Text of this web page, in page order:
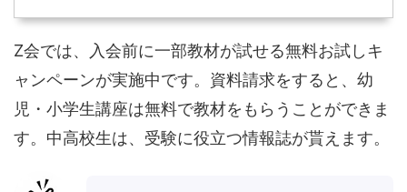
Z会では、入会前に一部教材が試せる無料お試しキ
ャンペーンが実施中です。資料請求をすると、幼
児・小学生講座は無料で教材をもらうことができま
す。中高校生は、受験に役立つ情報誌が貰えます。